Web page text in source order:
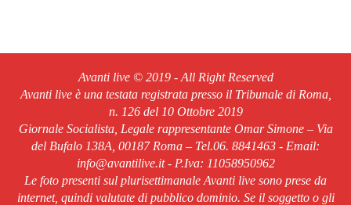
Avanti live © 2019 - All Right Reserved
Avanti live è una testata registrata presso il Tribunale di Roma,
n. 126 del 10 Ottobre 2019
Giornale Socialista, Legale rappresentante Omar Simone – Via
del Bufalo 138A, 00187 Roma – Tel.06. 8841463 - Email:
info@avantilive.it - P.Iva: 11058950962
Le foto presenti sul plurisettimanale Avanti live sono prese da
internet, quindi valutate di pubblico dominio. Se il soggetto o gli